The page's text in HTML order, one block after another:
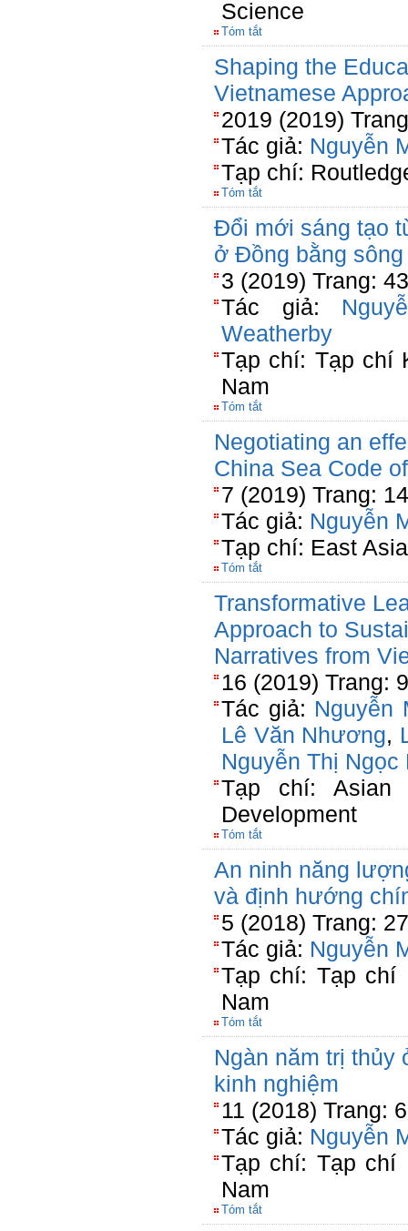
Science
Tóm tắt
Shaping the
Vietnamese
2019 (2019)
Tác giả: Nguyễn
Tạp chí:
Tóm tắt
Đổi mới sáng tạo
ở Đồng bằng
3 (2019) Trang:
Tác giả:
Weatherby
Tạp chí: Tạp chí
Nam
Tóm tắt
Negotiating an
China Sea Code
7 (2019) Trang:
Tác giả: Nguyễn
Tạp chí: East
Tóm tắt
Transformative
Approach to
Narratives from
16 (2019) Trang:
Tác giả: Nguyễn
Lê Văn Nhương,
Nguyễn Thị Ngọc
Tạp chí: Asian
Development
Tóm tắt
An ninh năng
và định hướng
5 (2018) Trang:
Tác giả: Nguyễn
Tạp chí: Tạp chí
Nam
Tóm tắt
Ngàn năm trị thủy
kinh nghiệm
11 (2018) Trang:
Tác giả: Nguyễn
Tạp chí: Tạp chí
Nam
Tóm tắt